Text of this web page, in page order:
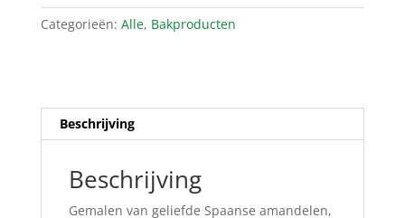
aantal
Categorieën: Alle, Bakproducten
Beschrijving
Beschrijving
Gemalen van geliefde Spaanse amandelen,